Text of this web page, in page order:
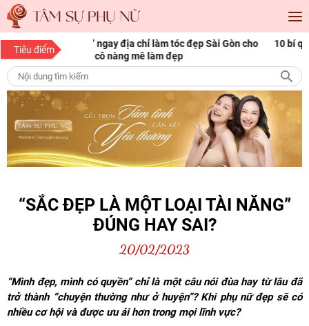
Tiêu điểm
tóc đẹp Sài Gòn cho
đẹp
10 bí quyết làm đẹp cho nàng mọi độ tuổi
“SẮC ĐẸP LÀ MỘT LOẠI TÀI NĂNG”
ĐÚNG HAY SAI?
20/02/2023
“Mình đẹp, mình có quyền” chỉ là một câu nói đùa hay từ lâu đã
trở thành “chuyện thường như ở huyện”? Khi phụ nữ đẹp sẽ có
nhiều cơ hội và được ưu ái hơn trong mọi lĩnh vực?